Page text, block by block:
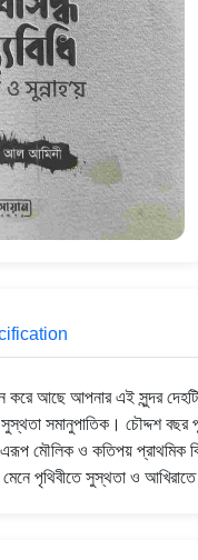
করে আছে আপনার এই সুন্দর
সমানুপাতিক। চৌদ্দশ বছর
মৌলিক ও কতিপয় প্রাথমিক
মেনে পৃথিবীতে সুস্থতা ও